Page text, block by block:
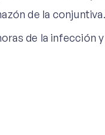
de la conjuntiva.
de la infección